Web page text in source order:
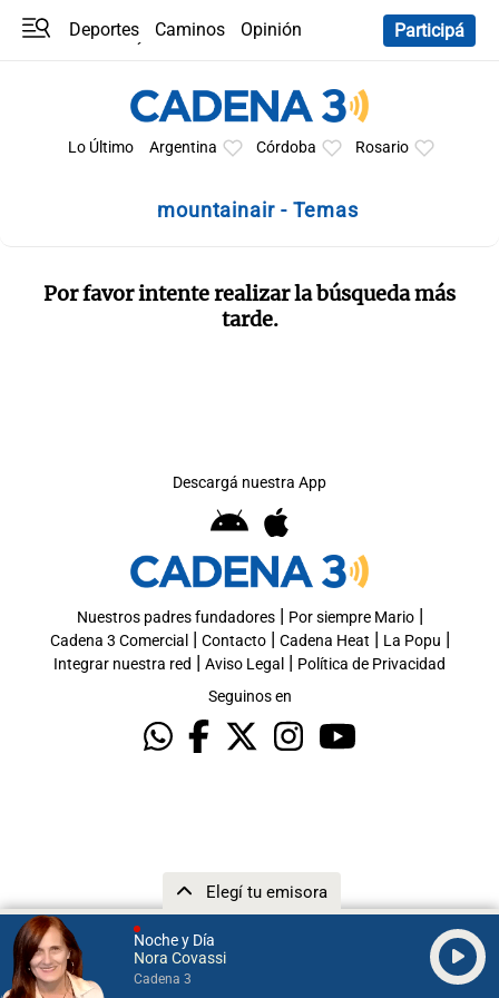
Noche y Día
Nora Covassi
Cadena 3
Elegí tu emisora
Deportes Caminos
Opinión
Participá
Lo Último Argentina Córdoba Rosario
mountainair - Temas
Por favor intente realizar la búsqueda más
tarde.
Descargá nuestra App
Nuestros padres fundadores| Por siempre Mario|
Cadena 3 Comercial | Contacto| Cadena Heat | La Popu |
Integrar nuestra red | Aviso Legal | Política de Privacidad
Seguinos en